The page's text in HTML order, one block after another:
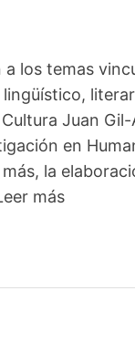
los temas
Juan
en
la
más